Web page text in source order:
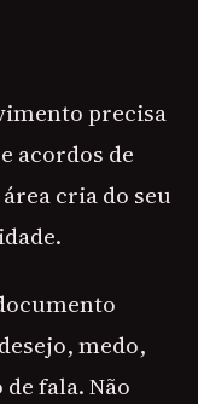
precisa
acordos de
cria do seu
medo,
fala. Não